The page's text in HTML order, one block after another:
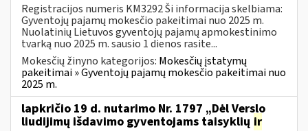
Registracijos numeris KM3292 Ši informacija skelbiama:
Gyventojų pajamų mokesčio pakeitimai nuo 2025 m.
Nuolatinių Lietuvos gyventojų pajamų apmokestinimo
tvarką nuo 2025 m. sausio 1 dienos rasite...
Mokesčių žinyno kategorijos: Mokesčių įstatymų
pakeitimai » Gyventojų pajamų mokesčio pakeitimai nuo
2025 m.
lapkričio 19 d. nutarimo Nr. 1797 „Dėl Verslo
liudijimų išdavimo gyventojams taisyklių ir